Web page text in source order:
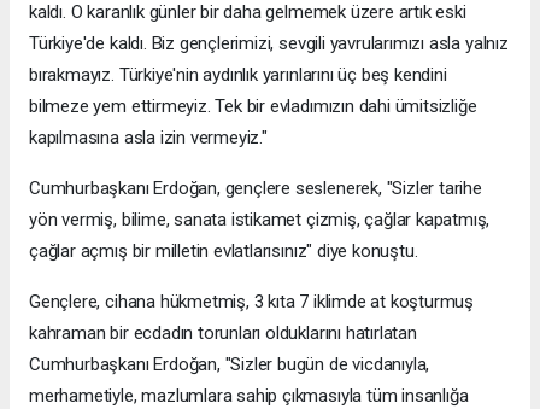
kaldı. O karanlık günler bir daha gelmemek üzere artık eski
Türkiye'de kaldı. Biz gençlerimizi, sevgili yavrularımızı asla yalnız
bırakmayız. Türkiye'nin aydınlık yarınlarını üç beş kendini
bilmeze yem ettirmeyiz. Tek bir evladımızın dahi ümitsizliğe
kapılmasına asla izin vermeyiz."
Cumhurbaşkanı Erdoğan, gençlere seslenerek, "Sizler tarihe
yön vermiş, bilime, sanata istikamet çizmiş, çağlar kapatmış,
çağlar açmış bir milletin evlatlarısınız" diye konuştu.
Gençlere, cihana hükmetmiş, 3 kıta 7 iklimde at koşturmuş
kahraman bir ecdadın torunları olduklarını hatırlatan
Cumhurbaşkanı Erdoğan, "Sizler bugün de vicdanıyla,
merhametiyle, mazlumlara sahip çıkmasıyla tüm insanlığa